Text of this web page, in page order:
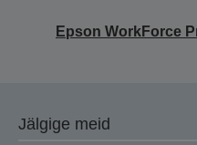
Epson WorkForce
Jälgige meid